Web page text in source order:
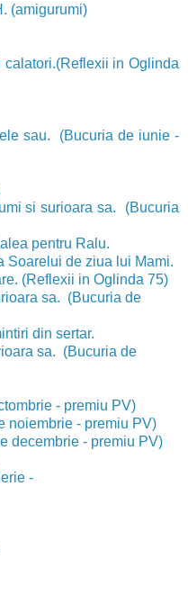
(amigurumi)
in Oglinda
sau. (Bucuria de iunie -
si surioara sa. (Bucuria
pentru Ralu.
Soarelui de ziua lui Mami.
(Reflexii in Oglinda 75)
sa. (Bucuria de
din sertar.
sa. (Bucuria de
- premiu PV)
noiembrie - premiu PV)
decembrie - premiu PV)
-